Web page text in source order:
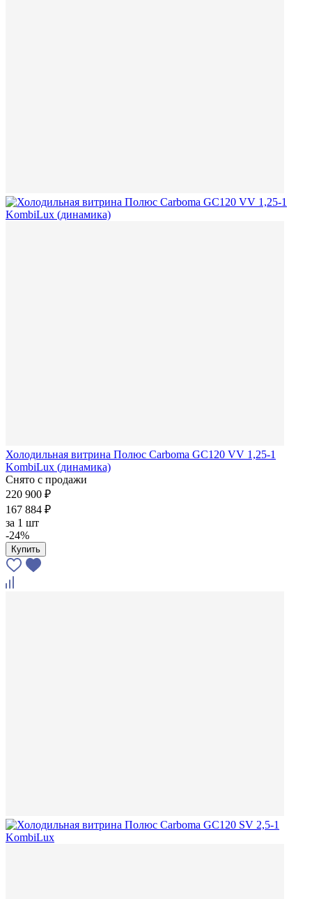
Холодильная витрина Полюс Carboma GC120 VV 1,25-1
KombiLux (динамика)
Снято с продажи
220 900 ₽
167 884 ₽
за 1 шт
-24%
Купить